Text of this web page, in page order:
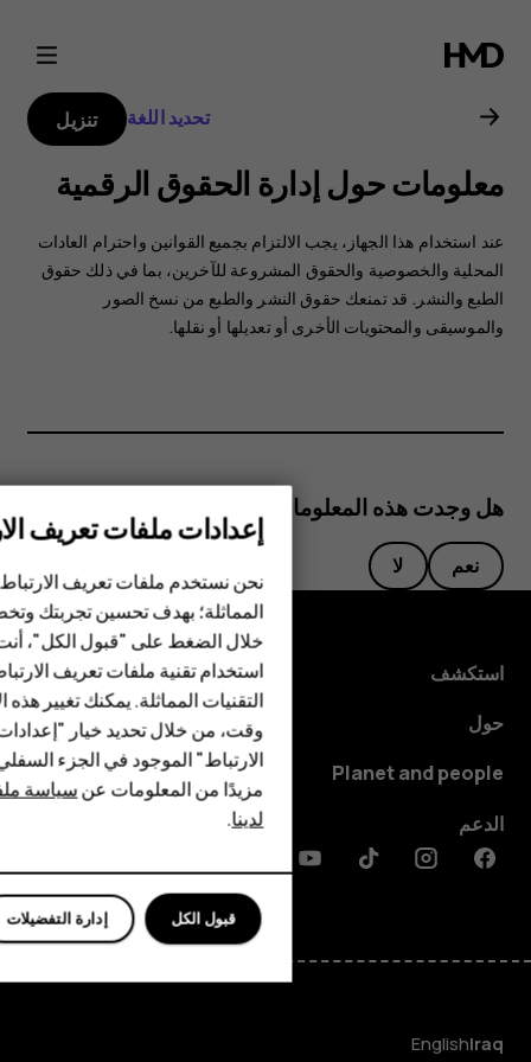
دليل
مستخدم
هاتف
Nokia
6.2
الهواتف الذكية
الهواتف المميزة
HMD Terra M
HMD DUB
HMD Watch
للأعمال
تحديد اللغة تنزيل
معلومات حول إدارة الحقوق الرقمية
عند استخدام هذا الجهاز، ‏‫يجب الالتزام بجميع القوانين واحترام العادات
المحلية والخصوصية والحقوق المشروعة للآخرين، بما في ذلك حقوق
الطبع والنشر. قد تمنعك حقوق النشر والطبع من نسخ الصور
والموسيقى والمحتويات الأخرى أو تعديلها أو نقلها.
هل وجدت هذه المعلومات مفيدة؟
نعم لا
استكشف
حول
Planet and people
الدعم
Facebook
Instagram
Tiktok
Youtube
Linkedin
Discord
Iraq
English
إعدادات ملفات تعريف
نحن نستخدم ملفات تعريف
المماثلة؛ بهدف تحسين تجربتك
خلال الضغط على "قبول الكل"،
استخدام تقنية ملفات تعريف
التقنيات المماثلة. يمكنك تغيير
وقت، من خلال تحديد خيار
الارتباط" الموجود في الجزء
مزيدًا من المعلومات عنسياسة
لدينا.
إدارة التفضيلات قبول الكل